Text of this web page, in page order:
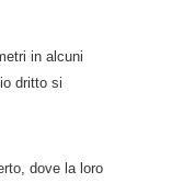
in alcuni
dritto si
dove la loro